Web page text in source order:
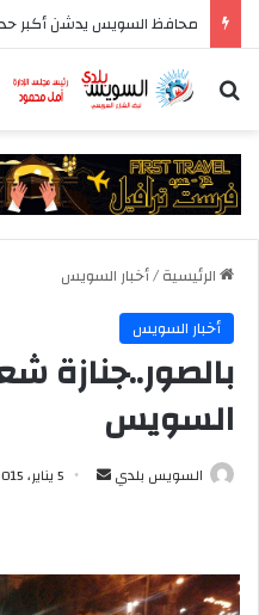
بحث عن
الرئيسية/أخبار السويس
أخبار السويس
بالصور..جنازة
السويس
السويس بلدي
أرسل 5 يناير، 2015